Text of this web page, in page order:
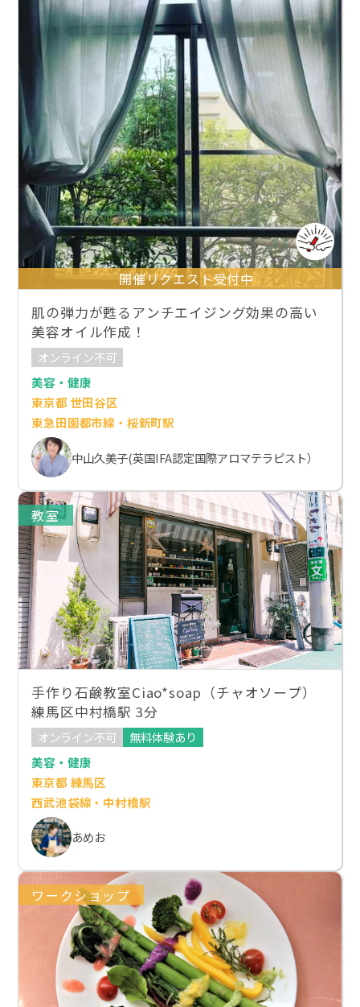
開催リクエスト受付中
肌の弾力が甦るアンチエイジング効果の高い
美容オイル作成！
オンライン不可
美容・健康
東京都 世田谷区
東急田園都市線・桜新町駅
中山久美子(英国IFA認定国際アロマテラピスト）
教室
手作り石鹸教室Ciao*soap（チャオソープ）
練馬区中村橋駅 3分
オンライン不可
無料体験あり
美容・健康
東京都 練馬区
西武池袋線・中村橋駅
あめお
ワークショップ